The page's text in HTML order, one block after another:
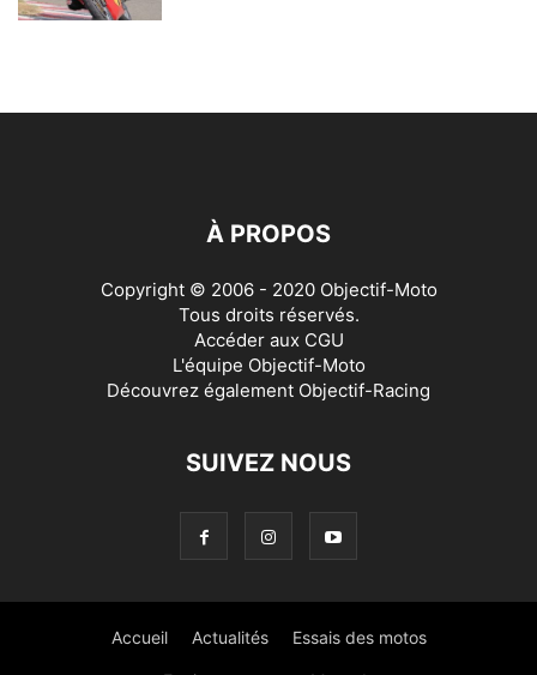
À PROPOS
Copyright © 2006 - 2020 Objectif-Moto
Tous droits réservés.
Accéder aux CGU
L'équipe Objectif-Moto
Découvrez également Objectif-Racing
SUIVEZ NOUS
Accueil Actualités Essais des motos